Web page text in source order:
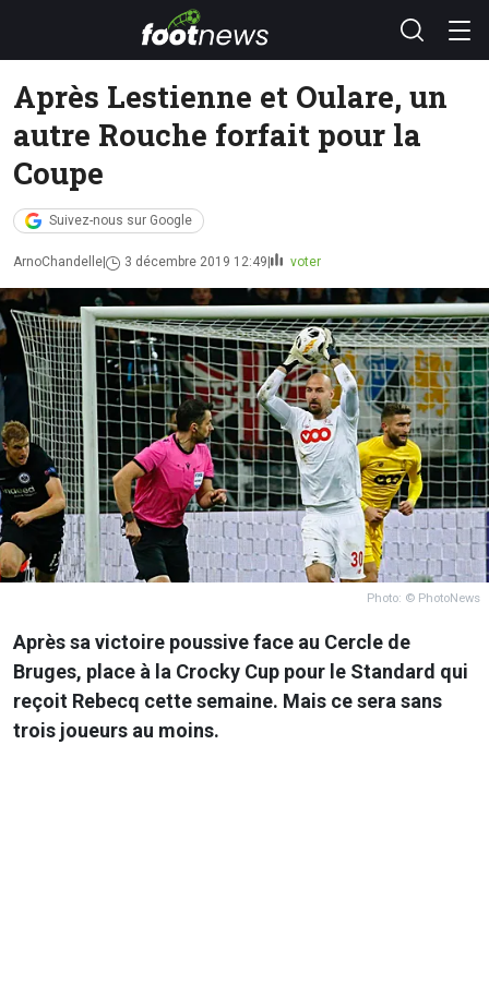
Après Lestienne et Oulare, un
autre Rouche forfait pour la
Coupe
Suivez-nous sur Google
ArnoChandelle 3 décembre 2019 12:49 voter
Photo: © PhotoNews
Après sa victoire poussive face au Cercle de
Bruges, place à la Crocky Cup pour le Standard qui
reçoit Rebecq cette semaine. Mais ce sera sans
trois joueurs au moins.